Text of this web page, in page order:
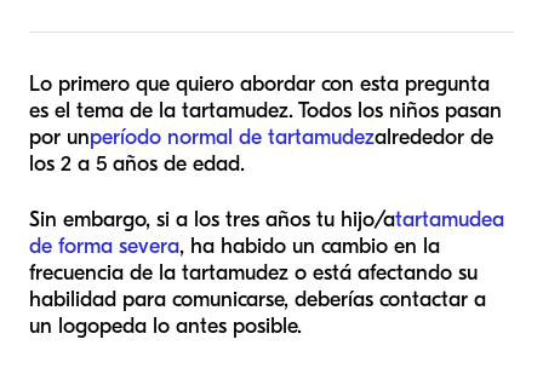
Lo primero que quiero abordar con esta pregunta
es el tema de la tartamudez. Todos los niños pasan
por unperíodo normal de tartamudezalrededor de
los 2 a 5 años de edad.
Sin embargo, si a los tres años tu hijo/atartamudea
de forma severa, ha habido un cambio en la
frecuencia de la tartamudez o está afectando su
habilidad para comunicarse, deberías contactar a
un logopeda lo antes posible.